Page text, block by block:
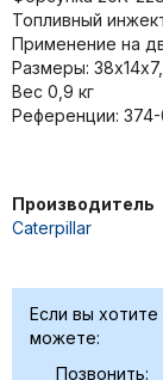
Топливный
Применение на
Размеры:
Вес 0,9 кг
Референции:
Производитель
Caterpillar
Если вы хотите
можете:
Позвонить: